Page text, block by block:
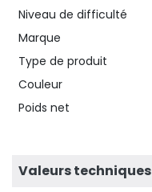
Niveau de difficulté
Marque
Type de produit
Couleur
Poids net
Valeurs techniques